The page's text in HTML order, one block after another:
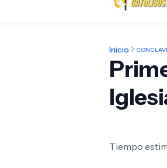
Inicio
Tiempo